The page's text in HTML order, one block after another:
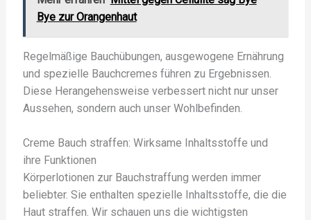
Bye zur Orangenhaut
Regelmäßige Bauchübungen, ausgewogene Ernährung
und spezielle Bauchcremes führen zu Ergebnissen.
Diese Herangehensweise verbessert nicht nur unser
Aussehen, sondern auch unser Wohlbefinden.
Creme Bauch straffen: Wirksame Inhaltsstoffe und
ihre Funktionen
Körperlotionen zur Bauchstraffung werden immer
beliebter. Sie enthalten spezielle Inhaltsstoffe, die die
Haut straffen. Wir schauen uns die wichtigsten